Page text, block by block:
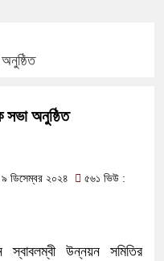
সভা অনুষ্ঠিত
ডিসেম্বর ২০২৪ ৫৬১ ভিউ :
স্বাবলম্বী উন্নয়ন সমিতির